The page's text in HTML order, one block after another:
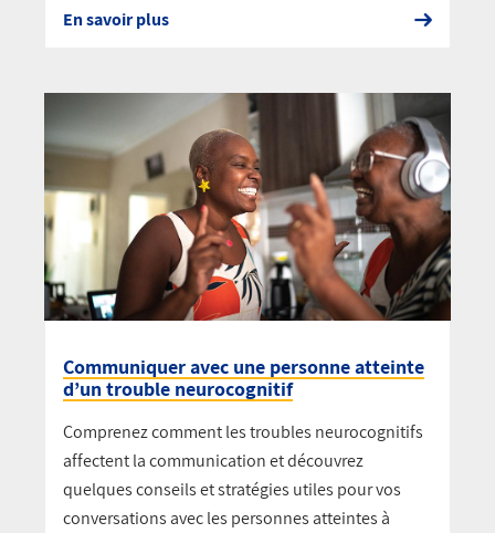
En savoir plus
Communiquer avec une personne atteinte
d’un trouble neurocognitif
Comprenez comment les troubles neurocognitifs
affectent la communication et découvrez
quelques conseils et stratégies utiles pour vos
conversations avec les personnes atteintes à